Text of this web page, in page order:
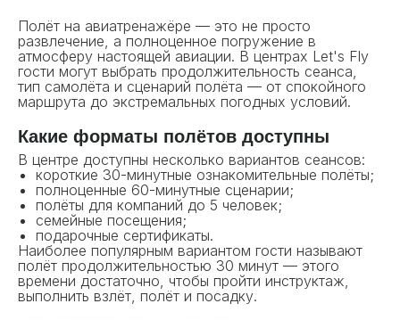
Полёт на авиатренажёре — это не просто
развлечение, а полноценное погружение в
атмосферу настоящей авиации. В центрах Let's Fly
гости могут выбрать продолжительность сеанса,
тип самолёта и сценарий полёта — от спокойного
маршрута до экстремальных погодных условий.
Какие форматы полётов доступны
В центре доступны несколько вариантов сеансов:
короткие 30-минутные ознакомительные полёты;
полноценные 60-минутные сценарии;
полёты для компаний до 5 человек;
семейные посещения;
подарочные сертификаты.
Наиболее популярным вариантом гости называют
полёт продолжительностью 30 минут — этого
времени достаточно, чтобы пройти инструктаж,
выполнить взлёт, полёт и посадку.